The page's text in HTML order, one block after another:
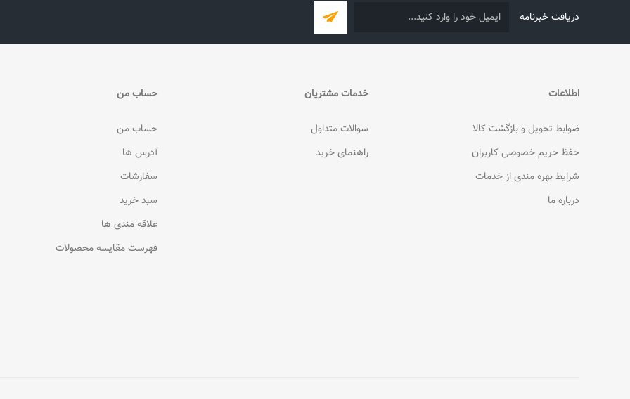
دریافت خبرنامه
اطلاعات
ضوابط تحویل و بازگشت کالا
حفظ حریم خصوصی کاربران
شرایط بهره مندی از خدمات
درباره ما
خدمات مشتریان
سوالات متداول
راهنمای خرید
حساب من
حساب من
آدرس ها
سفارشات
سبد خرید
علاقه مندی ها
فهرست مقایسه محصولات